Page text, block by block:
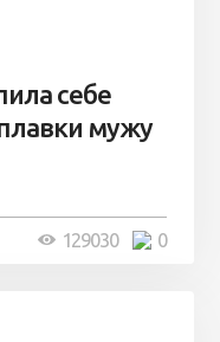
себе
мужу
0
129030